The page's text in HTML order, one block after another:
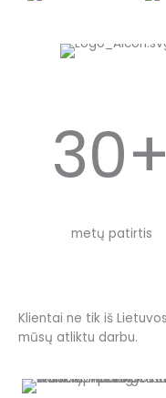
30+
metų patirtis
Klientai ne tik iš
mūsų atliktu darbu.